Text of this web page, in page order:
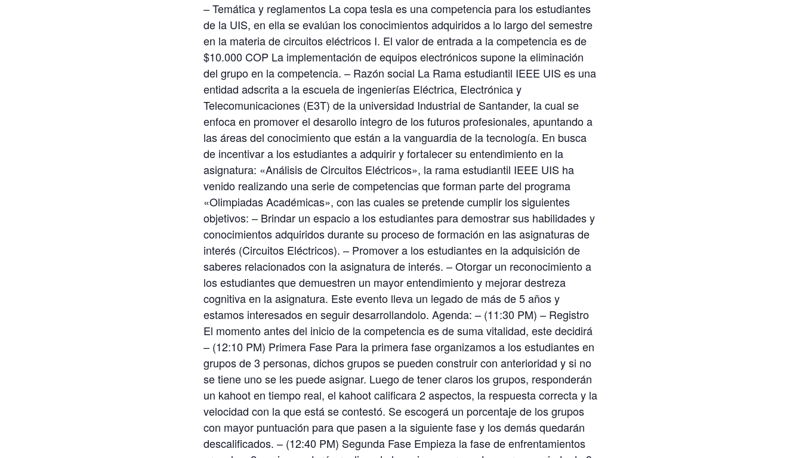
– Temática y reglamentos La copa tesla es una competencia para los estudiantes
de la UIS, en ella se evalúan los conocimientos adquiridos a lo largo del semestre
en la materia de circuitos eléctricos I. El valor de entrada a la competencia es de
$10.000 COP La implementación de equipos electrónicos supone la eliminación
del grupo en la competencia. – Razón social La Rama estudiantil IEEE UIS es una
entidad adscrita a la escuela de ingenierías Eléctrica, Electrónica y
Telecomunicaciones (E3T) de la universidad Industrial de Santander, la cual se
enfoca en promover el desarollo integro de los futuros profesionales, apuntando a
las áreas del conocimiento que están a la vanguardia de la tecnología. En busca
de incentivar a los estudiantes a adquirir y fortalecer su entendimiento en la
asignatura: «Análisis de Circuitos Eléctricos», la rama estudiantil IEEE UIS ha
venido realizando una serie de competencias que forman parte del programa
«Olimpiadas Académicas», con las cuales se pretende cumplir los siguientes
objetivos: – Brindar un espacio a los estudiantes para demostrar sus habilidades y
conocimientos adquiridos durante su proceso de formación en las asignaturas de
interés (Circuitos Eléctricos). – Promover a los estudiantes en la adquisición de
saberes relacionados con la asignatura de interés. – Otorgar un reconocimiento a
los estudiantes que demuestren un mayor entendimiento y mejorar destreza
cognitiva en la asignatura. Este evento lleva un legado de más de 5 años y
estamos interesados en seguir desarrollandolo. Agenda: – (11:30 PM) – Registro
El momento antes del inicio de la competencia es de suma vitalidad, este decidirá
– (12:10 PM) Primera Fase Para la primera fase organizamos a los estudiantes en
grupos de 3 personas, dichos grupos se pueden construir con anterioridad y si no
se tiene uno se les puede asignar. Luego de tener claros los grupos, responderán
un kahoot en tiempo real, el kahoot calificara 2 aspectos, la respuesta correcta y la
velocidad con la que está se contestó. Se escogerá un porcentaje de los grupos
con mayor puntuación para que pasen a la siguiente fase y los demás quedarán
descalificados. – (12:40 PM) Segunda Fase Empieza la fase de enfrentamientos